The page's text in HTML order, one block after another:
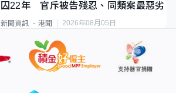
囚22年 官斥被告殘忍、同類案最惡劣
新聞資訊 港聞 2026年08月05日